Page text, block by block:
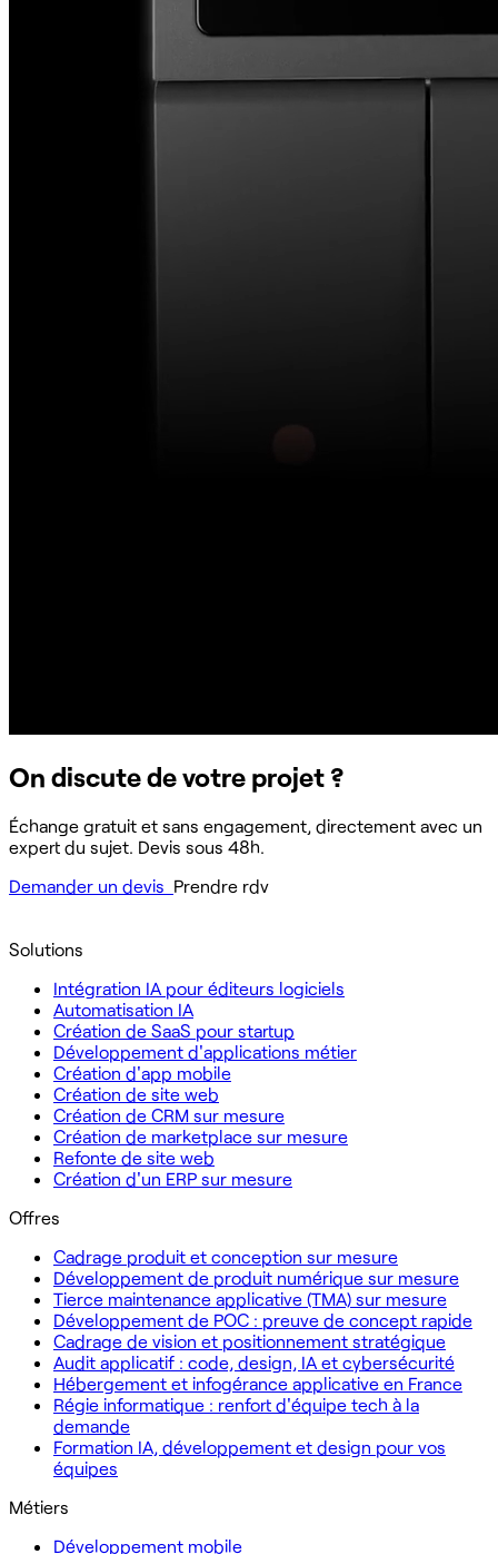
On discute de votre projet ?
Échange gratuit et sans engagement, directement avec un
expert du sujet. Devis sous 48h.
Demander un devis Prendre rdv
Solutions
Intégration IA pour éditeurs logiciels
Automatisation IA
Création de SaaS pour startup
Développement d'applications métier
Création d'app mobile
Création de site web
Création de CRM sur mesure
Création de marketplace sur mesure
Refonte de site web
Création d'un ERP sur mesure
Offres
Cadrage produit et conception sur mesure
Développement de produit numérique sur mesure
Tierce maintenance applicative (TMA) sur mesure
Développement de POC : preuve de concept rapide
Cadrage de vision et positionnement stratégique
Audit applicatif : code, design, IA et cybersécurité
Hébergement et infogérance applicative en France
Régie informatique : renfort d'équipe tech à la
demande
Formation IA, développement et design pour vos
équipes
Métiers
Développement mobile